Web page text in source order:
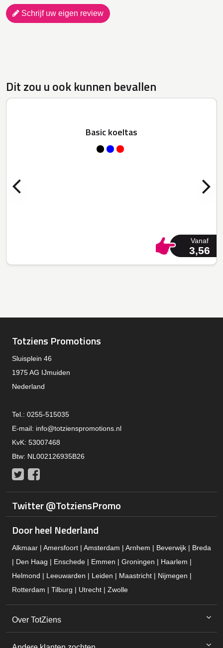
Schrijf uw eigen review
Dit zou u ook kunnen bevallen
Basic koeltas
Vanaf
3,56
Totziens Promotions
Sluisplein 46
1975 AG IJmuiden
Nederland
Tel.: 0255-515035
E-mail: info@totzienspromotions.nl
KvK: 53007468
Btw: NL002126935B26
Twitter
Twitter @TotziensPromo
Door heel Nederland
Alkmaar | Amersfoort | Amsterdam | Arnhem | Beverwijk | Breda
| Den Haag | Enschede | Emmen | Groningen | Haarlem |
Helmond | Leeuwarden | Leiden | Maastricht | Nijmegen |
Rotterdam | Tilburg | Utrecht | Zwolle
Over TotZiens